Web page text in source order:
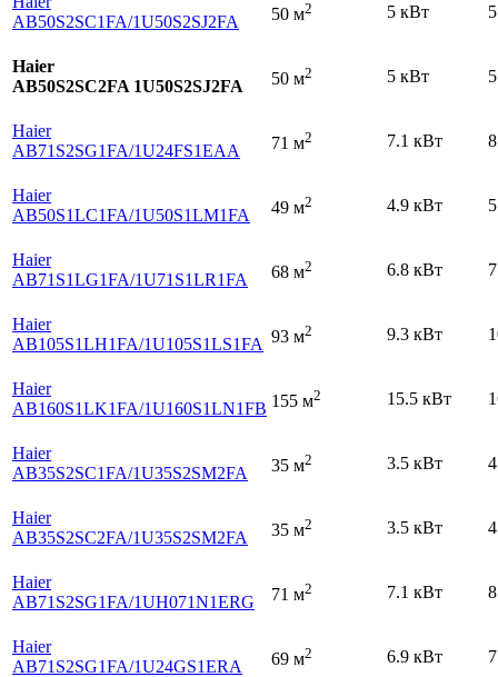
AB50S2SC1FA/1U50S2SJ2FA 50 м2 5 кВт
Haier
AB50S2SC2FA 1U50S2SJ2FA
50 м2 5 кВт
Haier
AB71S2SG1FA/1U24FS1EAA 71 м2 7.1 кВт
Haier
AB50S1LC1FA/1U50S1LM1FA 49 м2 4.9 кВт
Haier
AB71S1LG1FA/1U71S1LR1FA 68 м2 6.8 кВт
Haier
AB105S1LH1FA/1U105S1LS1FA 93 м2 9.3 кВт
Haier
AB160S1LK1FA/1U160S1LN1FB 155 м2 15.5 кВт
Haier
AB35S2SC1FA/1U35S2SM2FA 35 м2 3.5 кВт
Haier
AB35S2SC2FA/1U35S2SM2FA 35 м2 3.5 кВт
Haier
AB71S2SG1FA/1UH071N1ERG 71 м2 7.1 кВт
Haier
AB71S2SG1FA/1U24GS1ERA 69 м2 6.9 кВт